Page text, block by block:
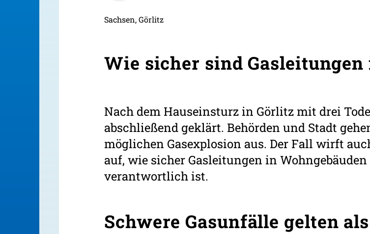
Sachsen, Görlitz
Wie sicher sind Gasleitungen
Nach dem Hauseinsturz in Görlitz mit drei
abschließend geklärt. Behörden und Stadt
möglichen Gasexplosion aus. Der Fall wirft
auf, wie sicher Gasleitungen in
verantwortlich ist.
Schwere Gasunfälle gelten